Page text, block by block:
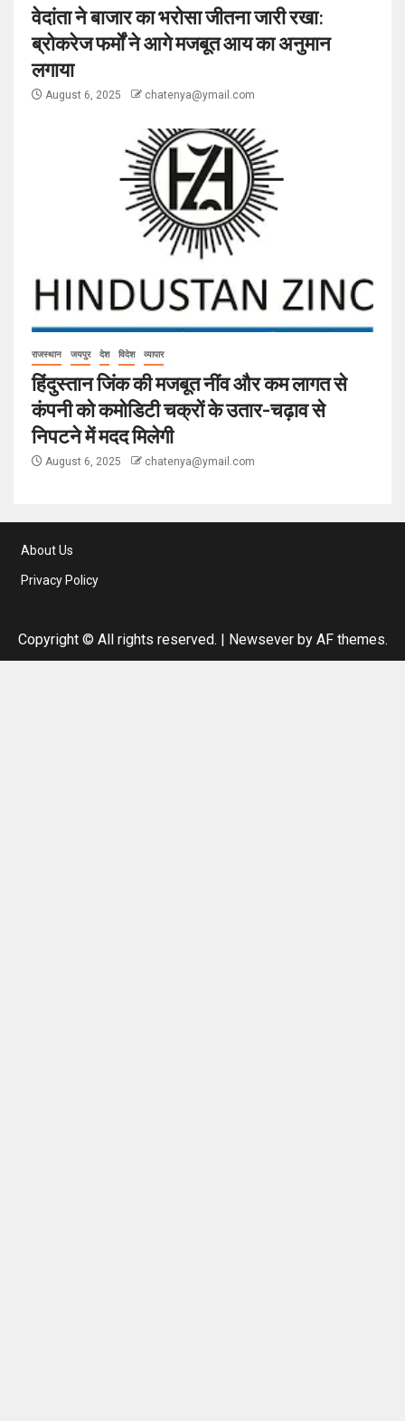
वेदांता ने बाजार का भरोसा जीतना जारी रखा:
ब्रोकरेज फर्मों ने आगे मजबूत आय का अनुमान
लगाया
August 6, 2025 chatenya@ymail.com
राजस्थान जयपुर देश विदेश व्यापार
हिंदुस्तान जिंक की मजबूत नींव और कम लागत से
कंपनी को कमोडिटी चक्रों के उतार-चढ़ाव से
निपटने में मदद मिलेगी
August 6, 2025 chatenya@ymail.com
About Us
Privacy Policy
Copyright © All rights reserved. | Newseverby AF themes.